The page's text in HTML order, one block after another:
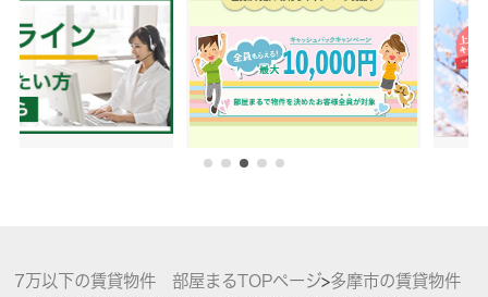
7万以下の賃貸物件 部屋まるTOPページ>多摩市の賃貸物件